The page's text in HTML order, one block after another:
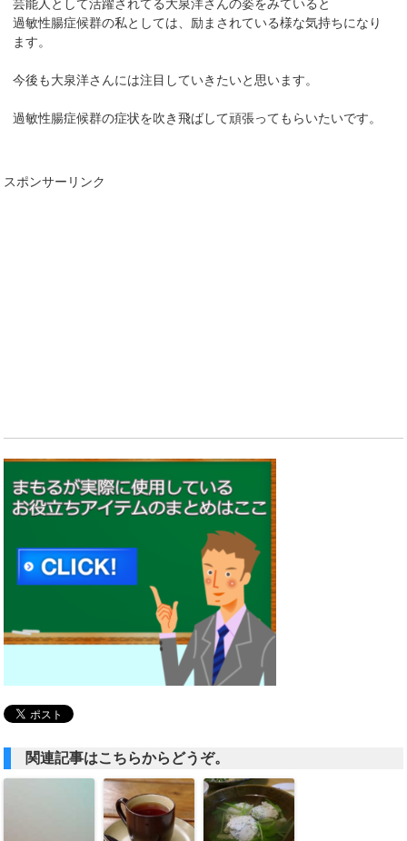
芸能人として活躍されてる大泉洋さんの姿をみていると
過敏性腸症候群の私としては、励まされている様な気持ちになり
ます。
今後も大泉洋さんには注目していきたいと思います。
過敏性腸症候群の症状を吹き飛ばして頑張ってもらいたいです。
スポンサーリンク
関連記事はこちらからどうぞ。